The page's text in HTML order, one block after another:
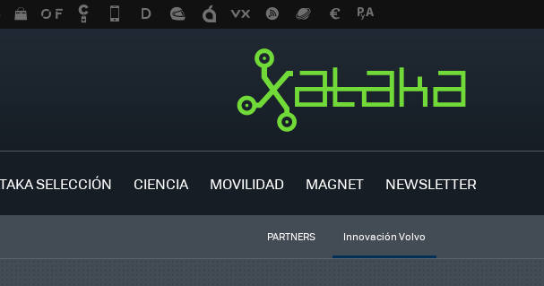
SELECCIÓN CIENCIA MOVILIDAD MAGNET NEWSLETTER
PARTNERS Innovación Volvo